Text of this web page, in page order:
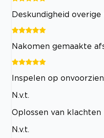
Deskundigheid
Nakomen gemaakte
Inspelen op
N.v.t.
Oplossen van klachten
N.v.t.